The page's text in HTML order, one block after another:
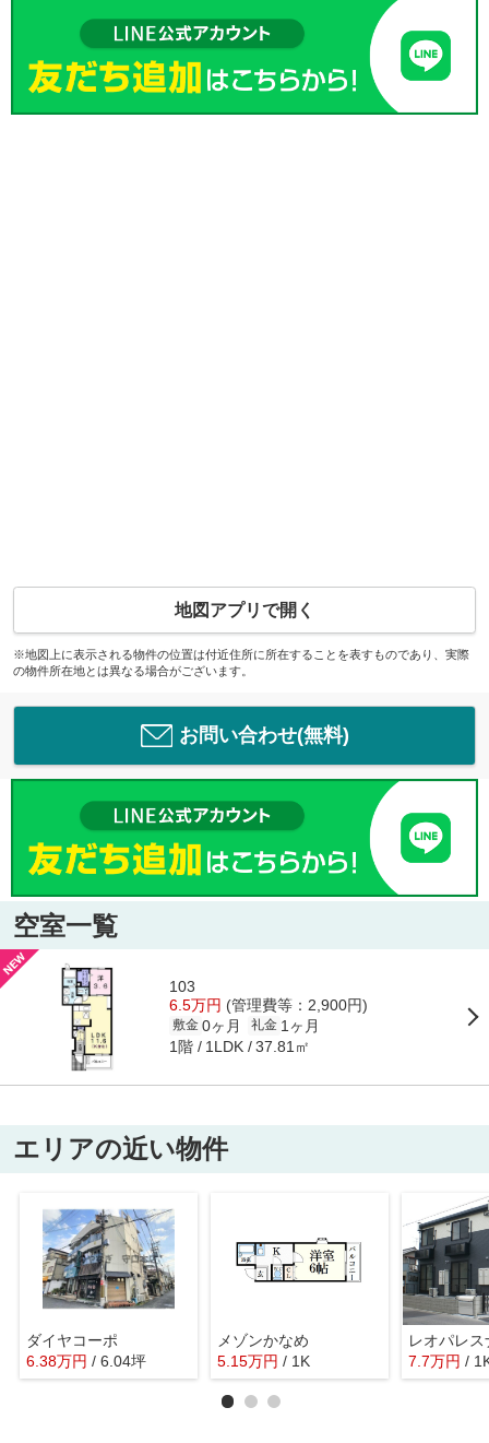
地図アプリで開く
※地図上に表示される物件の位置は付近住所に所在することを表すものであり、実際
の物件所在地とは異なる場合がございます。
お問い合わせ(無料)
空室一覧
103
6.5万円 (管理費等：2,900円)
敷金 0ヶ月 礼金 1ヶ月
1階 1LDK 37.81㎡
エリアの近い物件
ダイヤコーポ
6.38万円 / 6.04坪
メゾンかなめ
5.15万円 / 1K
レオパレ
7.7万円 /